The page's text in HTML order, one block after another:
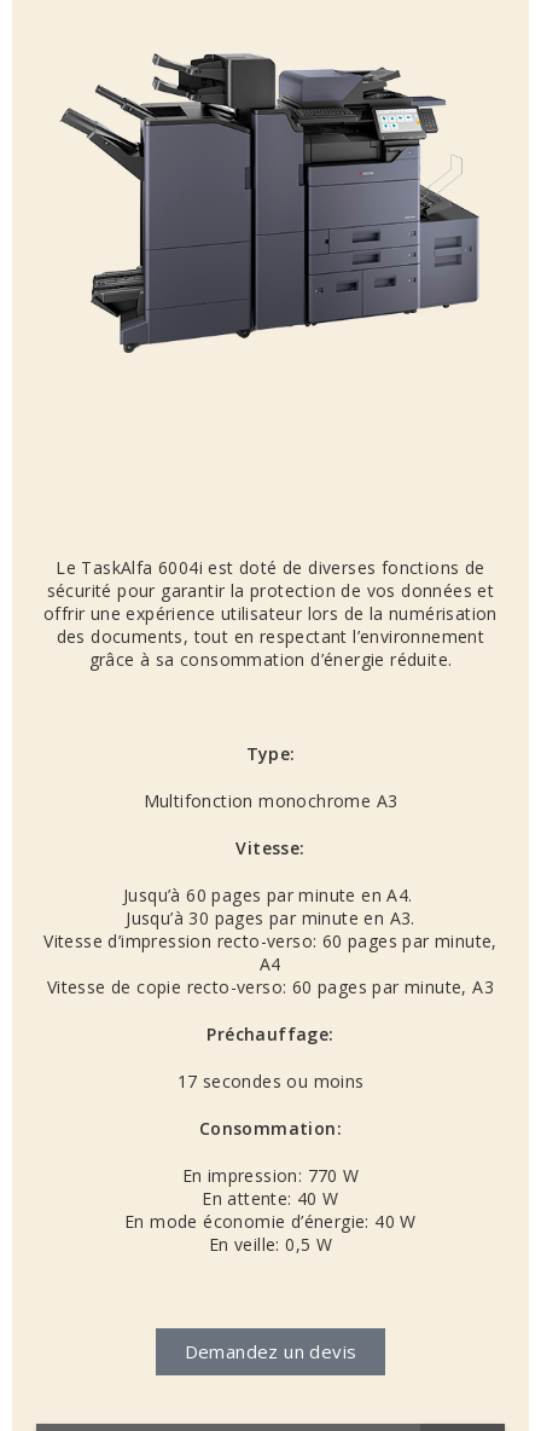
Le TaskAlfa 6004i est doté de diverses fonctions de
sécurité pour garantir la protection de vos données et
offrir une expérience utilisateur lors de la numérisation
des documents, tout en respectant l’environnement
grâce à sa consommation d’énergie réduite.
Type:
Multifonction monochrome A3
Vitesse:
Jusqu’à 60 pages par minute en A4.
Jusqu’à 30 pages par minute en A3.
Vitesse d’impression recto-verso: 60 pages par minute,
A4
Vitesse de copie recto-verso: 60 pages par minute, A3
Préchauffage:
17 secondes ou moins
Consommation:
En impression: 770 W
En attente: 40 W
En mode économie d’énergie: 40 W
En veille: 0,5 W
Demandez un devis